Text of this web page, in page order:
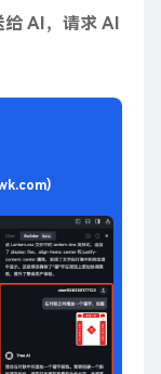
给 AI，请求 AI